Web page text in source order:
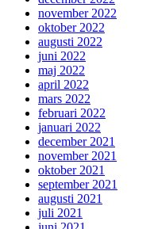
november 2022
oktober 2022
augusti 2022
juni 2022
maj 2022
april 2022
mars 2022
februari 2022
januari 2022
december 2021
november 2021
oktober 2021
september 2021
augusti 2021
juli 2021